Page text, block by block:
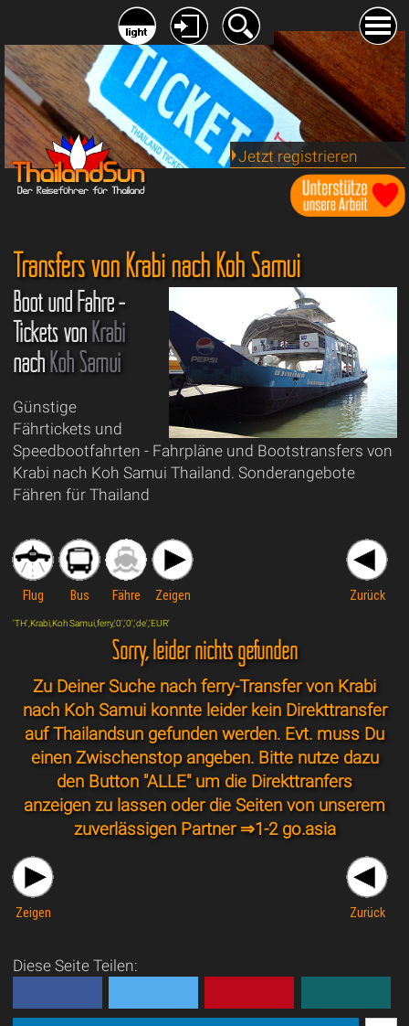
Jetzt registrieren
Transfers von Krabi nach Koh Samui
Boot und Fähre -
Tickets von Krabi
nach Koh Samui
Günstige
Fährtickets und
Speedbootfahrten - Fahrpläne und Bootstransfers von
Krabi nach Koh Samui Thailand. Sonderangebote
Fähren für Thailand
Flug Bus Fähre Zeigen Zurück
'TH',Krabi,Koh Samui,ferry,'0','0','de','EUR'
Sorry, leider nichts gefunden
Zu Deiner Suche nach ferry-Transfer von Krabi
nach Koh Samui konnte leider kein Direkttransfer
auf Thailandsun gefunden werden. Evt. muss Du
einen Zwischenstop angeben. Bitte nutze dazu
den Button "ALLE" um die Direkttranfers
anzeigen zu lassen oder die Seiten von unserem
zuverlässigen Partner ⇒1-2 go.asia
Zeigen Zurück
Diese Seite Teilen: